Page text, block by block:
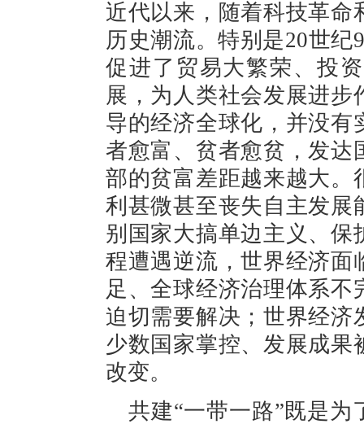
近代以来，随着科技革命
历史潮流。特别是20世
促进了贸易大繁荣、投
展，为人类社会发展进
导的经济全球化，并没有
者愈富、贫者愈贫，发达
部的贫富差距越来越大。
利甚微甚至丧失自主发展
别国家大搞单边主义、保
程遭遇逆流，世界经济面
足、全球经济治理体系
迫切需要解决；世界经济
少数国家掌控、发展成果
改变。
共建“一带一路”既是